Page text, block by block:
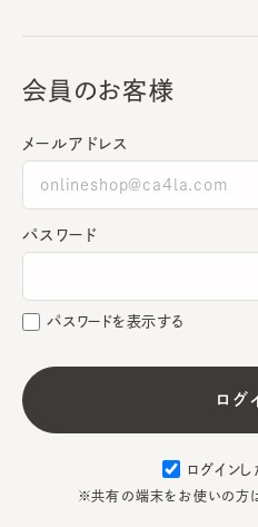
会員のお客様
メールアドレス
パスワード
パスワードを表示する
ログインし
※共有の端末をお使いの方